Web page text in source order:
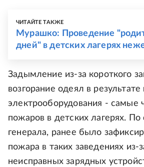
ЧИТАЙТЕ ТАКЖЕ
Мурашко: Проведение
дней" в детских лагерях
Задымление из-за короткого
возгорание одеял в
электрооборудования - самые
пожаров в детских лагерях. По
генерала, ранее было
пожара в таких заведениях из-
неисправных зарядных